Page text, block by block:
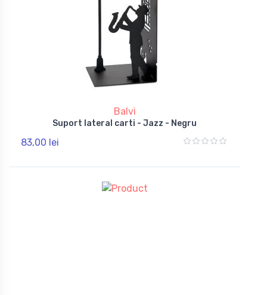
Balvi
Suport lateral carti - Jazz - Negru
83,00 lei